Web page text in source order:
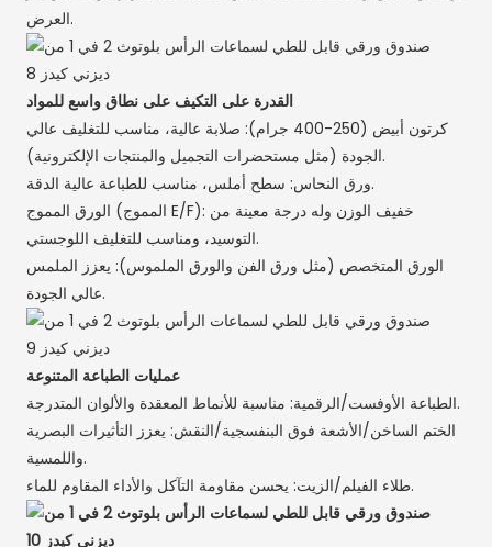
العرض.
القدرة على التكيف على نطاق واسع للمواد
كرتون أبيض (250-400 جرام): صلابة عالية، مناسب للتغليف عالي
الجودة (مثل مستحضرات التجميل والمنتجات الإلكترونية).
ورق النحاس: سطح أملس، مناسب للطباعة عالية الدقة.
الورق المموج (المموج E/F): خفيف الوزن وله درجة معينة من
التوسيد، ومناسب للتغليف اللوجستي.
الورق المتخصص (مثل ورق الفن والورق الملموس): يعزز الملمس
عالي الجودة.
عمليات الطباعة المتنوعة
الطباعة الأوفست/الرقمية: مناسبة للأنماط المعقدة والألوان المتدرجة.
الختم الساخن/الأشعة فوق البنفسجية/النقش: يعزز التأثيرات البصرية
واللمسية.
طلاء الفيلم/الزيت: يحسن مقاومة التآكل والأداء المقاوم للماء.